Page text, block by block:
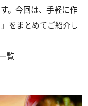
。今回は、手軽に作
をまとめてご紹介し
覧